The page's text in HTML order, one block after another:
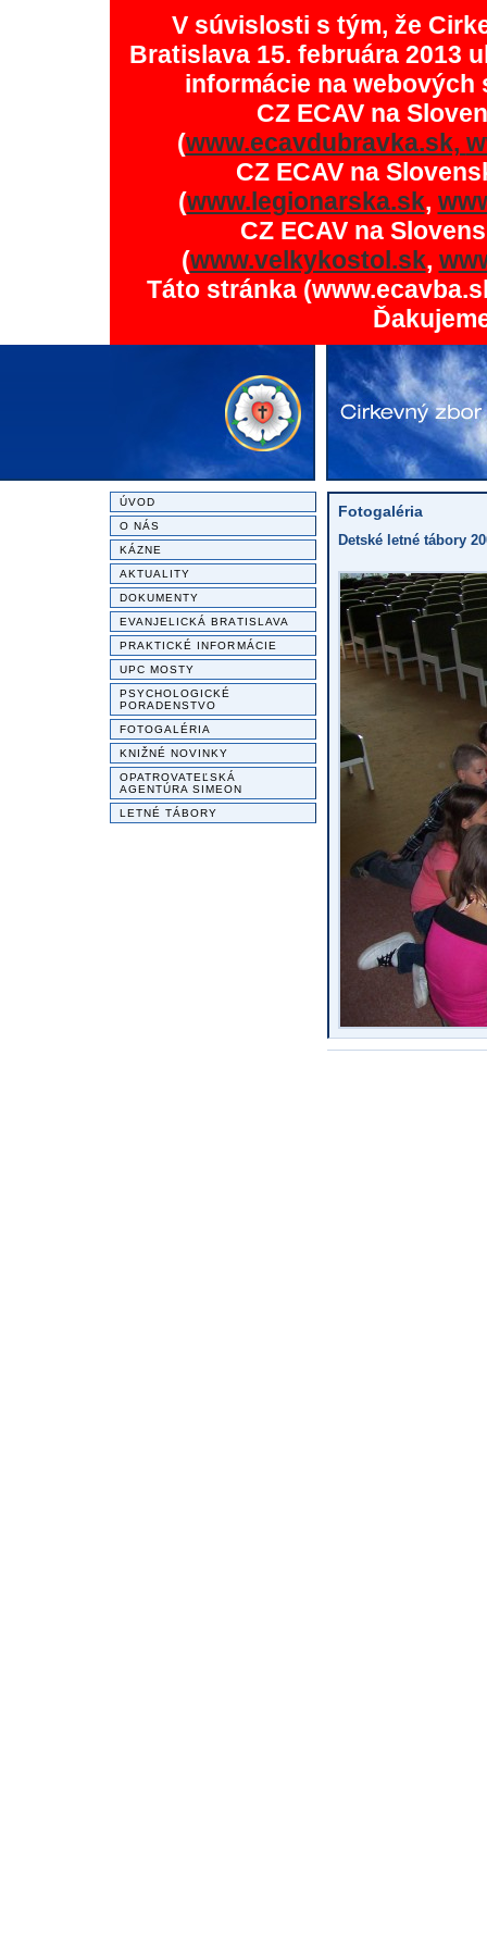
V súvislosti s tým, že
Bratislava 15. februára 2013
informácie na
CZ ECAV na
(www.ecavdubravka.sk,
CZ ECAV na
(www.legionarska.sk,
CZ ECAV na
(www.velkykostol.sk,
Táto stránka
ÚVOD
O NÁS
KÁZNE
AKTUALITY
DOKUMENTY
EVANJELICKÁ BRATISLAVA
PRAKTICKÉ INFORMÁCIE
UPC MOSTY
PSYCHOLOGICKÉ
PORADENSTVO
FOTOGALÉRIA
KNIŽNÉ NOVINKY
OPATROVATEĽSKÁ
AGENTÚRA SIMEON
LETNÉ TÁBORY
Fotogaléria
Detské letné tábory